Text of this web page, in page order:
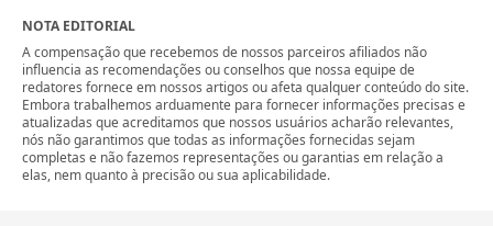
NOTA EDITORIAL
A compensação que recebemos de nossos parceiros afiliados não
influencia as recomendações ou conselhos que nossa equipe de
redatores fornece em nossos artigos ou afeta qualquer conteúdo do site.
Embora trabalhemos arduamente para fornecer informações precisas e
atualizadas que acreditamos que nossos usuários acharão relevantes,
nós não garantimos que todas as informações fornecidas sejam
completas e não fazemos representações ou garantias em relação a
elas, nem quanto à precisão ou sua aplicabilidade.